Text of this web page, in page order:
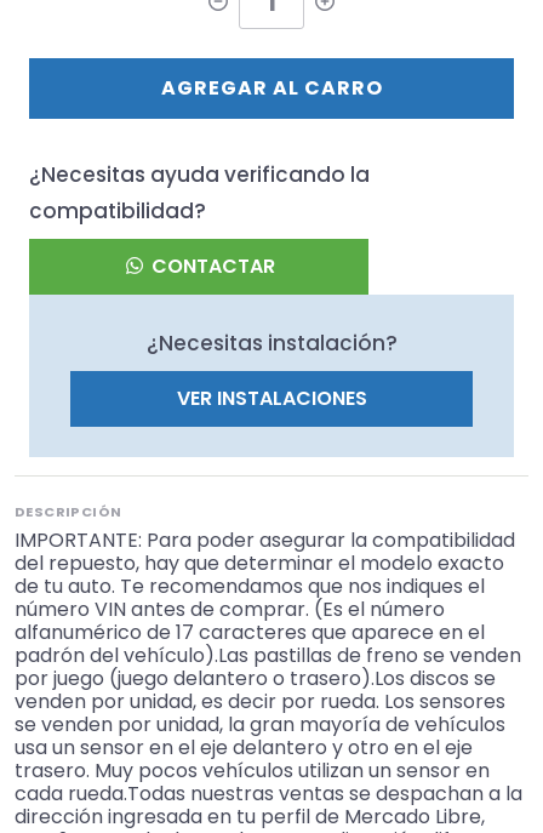
AGREGAR AL CARRO
¿Necesitas ayuda verificando la
compatibilidad?
CONTACTAR
¿Necesitas instalación?
VER INSTALACIONES
DESCRIPCIÓN
IMPORTANTE: Para poder asegurar la compatibilidad
del repuesto, hay que determinar el modelo exacto
de tu auto. Te recomendamos que nos indiques el
número VIN antes de comprar. (Es el número
alfanumérico de 17 caracteres que aparece en el
padrón del vehículo).Las pastillas de freno se venden
por juego (juego delantero o trasero).Los discos se
venden por unidad, es decir por rueda. Los sensores
se venden por unidad, la gran mayoría de vehículos
usa un sensor en el eje delantero y otro en el eje
trasero. Muy pocos vehículos utilizan un sensor en
cada rueda.Todas nuestras ventas se despachan a la
dirección ingresada en tu perfil de Mercado Libre,